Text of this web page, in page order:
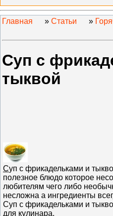
Главная » Статьи »
Суп с
тыквой
Суп с фрикадельками и
полезное блюдо которое
любителям чего либо
несложна а ингредиенты
Суп с фрикадельками и
для кулинара.